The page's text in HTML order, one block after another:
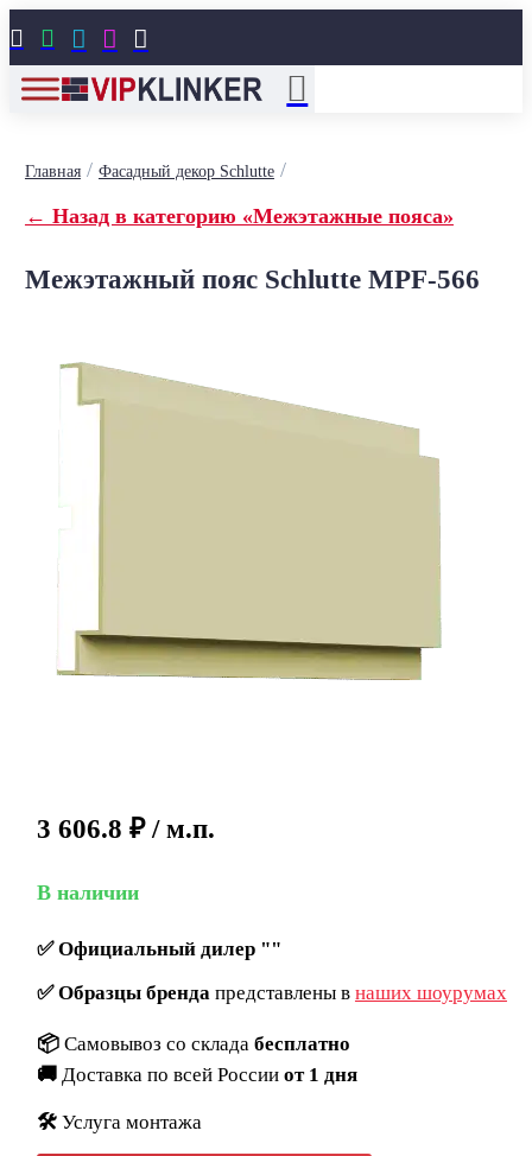
    
Главная/ Фасадный декор Schlutte/
← Назад в категорию «Межэтажные пояса»
Межэтажный пояс Schlutte MPF-566
3 606.8 ₽ / м.п.
В наличии
✅Официальный дилер ""
✅Образцы брендапредставлены в наших шоурумах
📦 Самовывоз со склада бесплатно
🚚 Доставка по всей России от 1 дня
🛠️ Услуга монтажа